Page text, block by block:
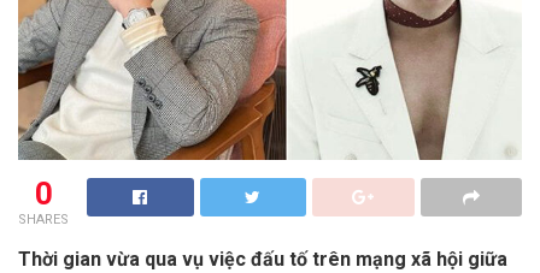
0
SHARES
Thời gian vừa qua vụ việc đấu tố trên mạng xã hội giữa